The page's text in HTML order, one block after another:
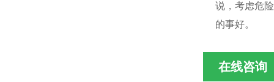
说，考虑危
的事好。
在线咨询